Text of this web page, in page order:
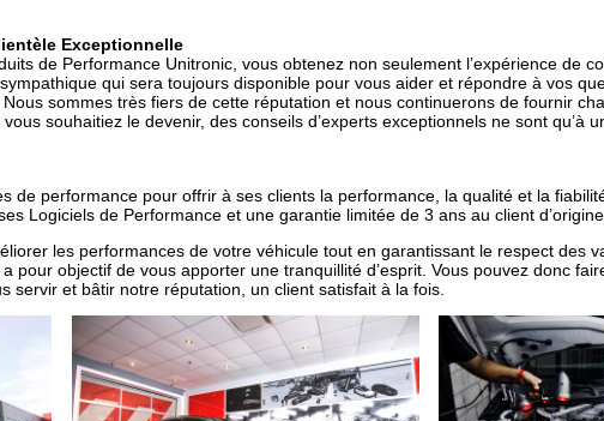
Exceptionnelle
de Performance Unitronic, vous obtenez non seulement l’expérience de
qui sera toujours disponible pour vous aider et répondre à vos
sommes très fiers de cette réputation et nous continuerons de fournir
souhaitiez le devenir, des conseils d’experts exceptionnels ne sont qu’à
de performance pour offrir à ses clients la performance, la qualité et la
Logiciels de Performance et une garantie limitée de 3 ans au client
les performances de votre véhicule tout en garantissant le respect des
pour objectif de vous apporter une tranquillité d’esprit. Vous pouvez donc
servir et bâtir notre réputation, un client satisfait à la fois.